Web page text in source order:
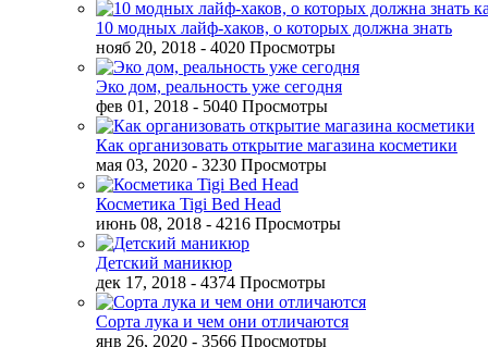
10 модных лайф-хаков, о которых должна знать
нояб 20, 2018 - 4020 Просмотры
Эко дом, реальность уже сегодня
фев 01, 2018 - 5040 Просмотры
Как организовать открытие магазина косметики
мая 03, 2020 - 3230 Просмотры
Косметика Tigi Bed Head
июнь 08, 2018 - 4216 Просмотры
Детский маникюр
дек 17, 2018 - 4374 Просмотры
Сорта лука и чем они отличаются
янв 26, 2020 - 3566 Просмотры